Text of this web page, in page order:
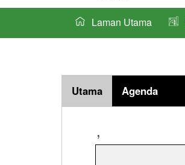
Laman Utama
Utama Agenda
,